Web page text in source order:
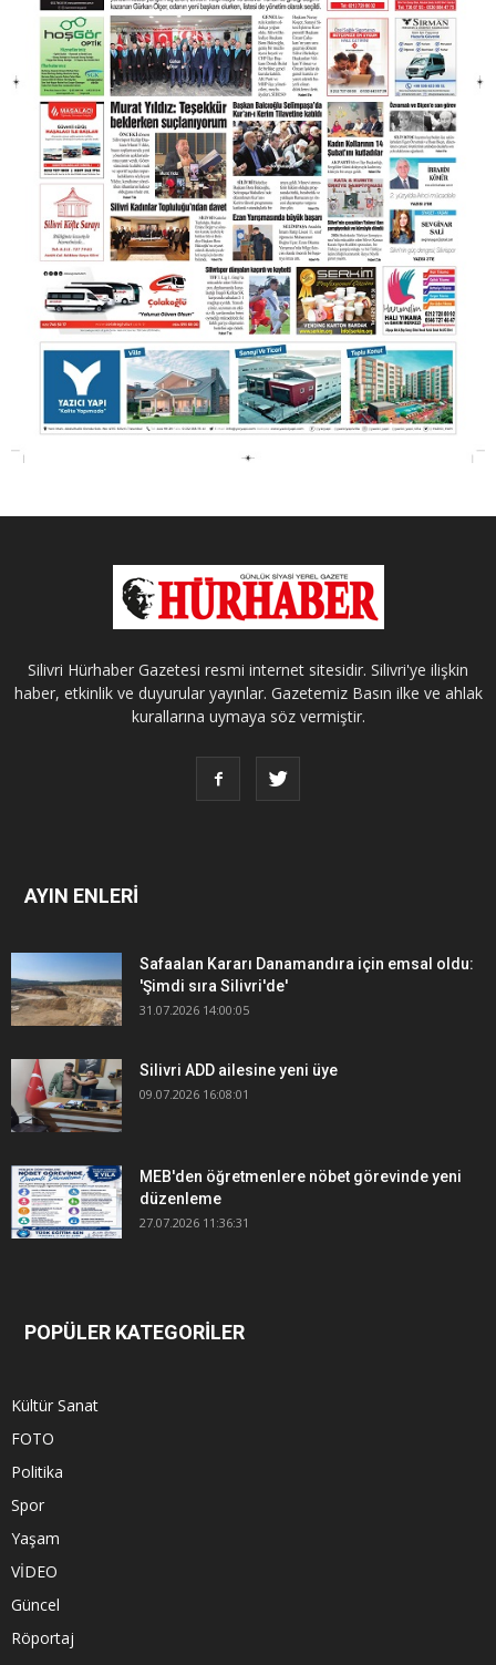
Silivri Hürhaber Gazetesi resmi internet sitesidir. Silivri'ye ilişkin
haber, etkinlik ve duyurular yayınlar. Gazetemiz Basın ilke ve ahlak
kurallarına uymaya söz vermiştir.
AYIN ENLERİ
Safaalan Kararı Danamandıra için emsal oldu:
'Şimdi sıra Silivri'de'
31.07.2026 14:00:05
Silivri ADD ailesine yeni üye
09.07.2026 16:08:01
MEB'den öğretmenlere nöbet görevinde yeni
düzenleme
27.07.2026 11:36:31
POPÜLER KATEGORİLER
Kültür Sanat
FOTO
Politika
Spor
Yaşam
VİDEO
Güncel
Röportaj